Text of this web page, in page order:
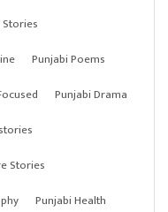
Punjabi Poems
Punjabi Drama
Stories
Punjabi Health